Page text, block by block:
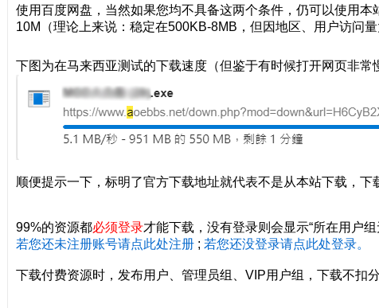
使用百度网盘，当然如果您均不具备这两个条件，仍可以使用
10M（理论上来说：稳定在500KB-8MB，但因地区、用户访问
下图为在马来西亚测试的下载速度（但鉴于有时候打开网页非常
顺便提示一下，标明了官方下载地址就代表不是从本站下载，下
99%的资源都必须登录才能下载，没有登录则会显示“所在用户组
若您还未注册账号请点此处注册 ; 若您还没登录请点此处登录。
下载付费资源时，发布用户、管理员组、VIP用户组，下载不扣分